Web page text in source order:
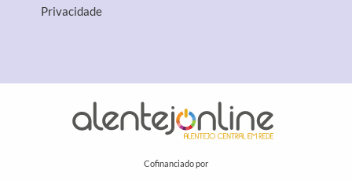
Privacidade
Cofinanciado por